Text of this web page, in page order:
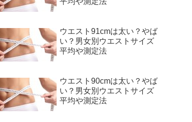
ウエスト91cmは太い？やば
い？男女別ウエストサイズ
平均や測定法
ウエスト90cmは太い？やば
い？男女別ウエストサイズ
平均や測定法